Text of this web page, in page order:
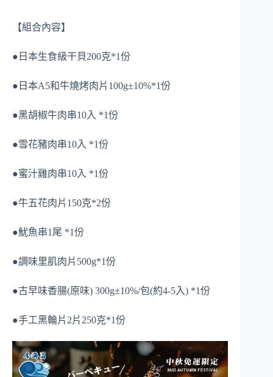
【組合內容】
●日本生食級干貝200克*1份
●日本A5和牛燒烤肉片100g±10%*1份
●黑胡椒牛肉串10入 *1份
●雪花豬肉串10入 *1份
●蜜汁雞肉串10入 *1份
●牛五花肉片150克*2份
●魷魚串1尾 *1份
●調味里肌肉片500g*1份
●古早味香腸(原味) 300g±10%/包(約4-5入) *1份
●手工黑輪片2片250克*1份